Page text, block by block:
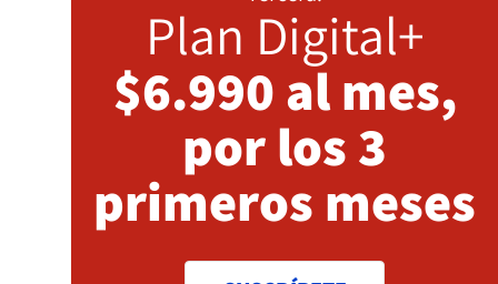
Plan Digital+
$6.990 al mes,
por los 3
primeros meses